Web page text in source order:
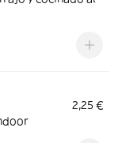
2,25 €